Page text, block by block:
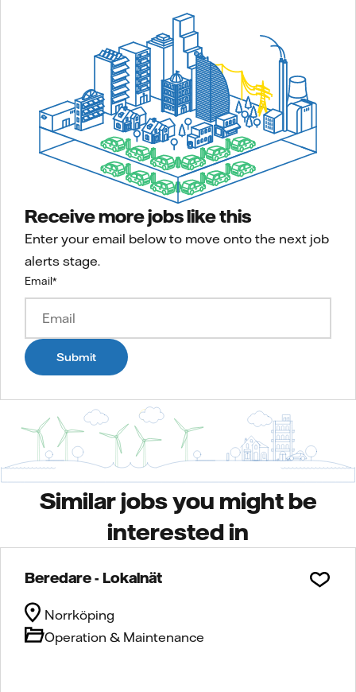
Receive more jobs like this
Enter your email below to move onto the next job
alerts stage.
Email*
Submit
Similar jobs you might be
interested in
Beredare - Lokalnät
Operation & Maintenance
Norrköping